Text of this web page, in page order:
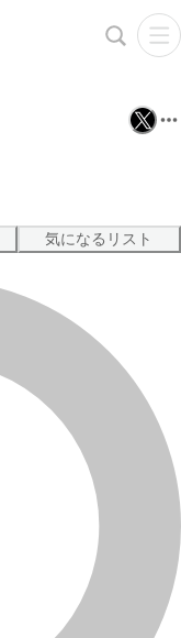
気になるリスト